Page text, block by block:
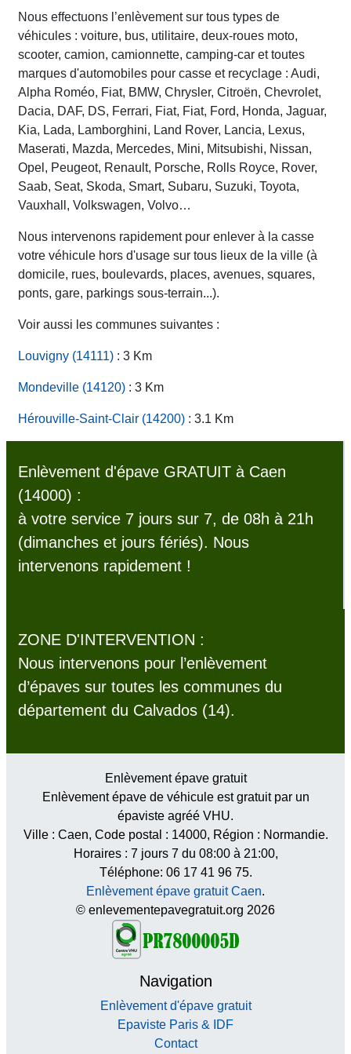
Nous effectuons l’enlèvement sur tous types de
véhicules : voiture, bus, utilitaire, deux-roues moto,
scooter, camion, camionnette, camping-car et toutes
marques d'automobiles pour casse et recyclage : Audi,
Alpha Roméo, Fiat, BMW, Chrysler, Citroën, Chevrolet,
Dacia, DAF, DS, Ferrari, Fiat, Fiat, Ford, Honda, Jaguar,
Kia, Lada, Lamborghini, Land Rover, Lancia, Lexus,
Maserati, Mazda, Mercedes, Mini, Mitsubishi, Nissan,
Opel, Peugeot, Renault, Porsche, Rolls Royce, Rover,
Saab, Seat, Skoda, Smart, Subaru, Suzuki, Toyota,
Vauxhall, Volkswagen, Volvo…
Nous intervenons rapidement pour enlever à la casse
votre véhicule hors d'usage sur tous lieux de la ville (à
domicile, rues, boulevards, places, avenues, squares,
ponts, gare, parkings sous-terrain...).
Voir aussi les communes suivantes :
Louvigny (14111) : 3 Km
Mondeville (14120) : 3 Km
Hérouville-Saint-Clair (14200) : 3.1 Km
Enlèvement d'épave GRATUIT à Caen
(14000) :
à votre service 7 jours sur 7, de 08h à 21h
(dimanches et jours fériés). Nous
intervenons rapidement !
ZONE D'INTERVENTION :
Nous intervenons pour l’enlèvement
d’épaves sur toutes les communes du
département du Calvados (14).
Enlèvement épave gratuit
Enlèvement épave de véhicule est gratuit par un
épaviste agréé VHU.
Ville : Caen, Code postal : 14000, Région : Normandie.
Horaires : 7 jours 7 du 08:00 à 21:00,
Téléphone: 06 17 41 96 75.
Enlèvement épave gratuit Caen.
© enlevementepavegratuit.org 2026
Navigation
Enlèvement d'épave gratuit
Epaviste Paris & IDF
Contact